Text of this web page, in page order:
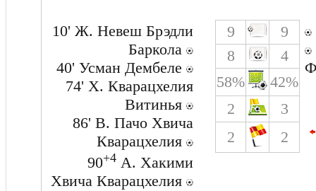
10' Ж. Невеш Брэдли
Баркола
40' Усман Дембеле
74' Х. Кварацхелия
Витинья
86' В. Пачо Хвича
Кварацхелия
90+4 А. Хакими
Хвича Кварацхелия
9
9
8
4
58%
42%
2
3
2
2